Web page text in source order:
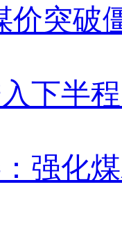
价突破
下半
强化